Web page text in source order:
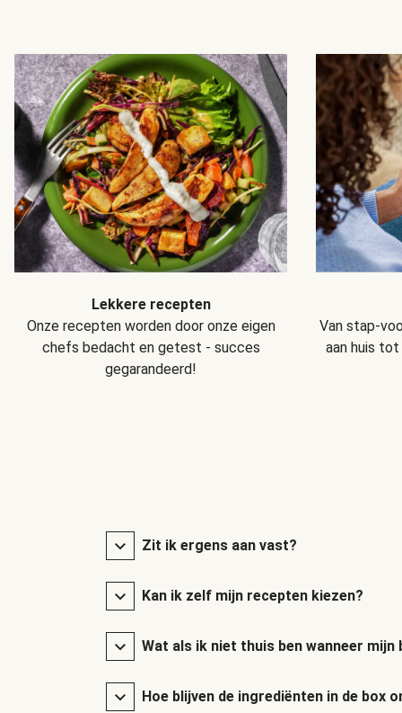
Lekkere recepten
Onze recepten worden door onze eigen
chefs bedacht en getest - succes
gegarandeerd!
Van stap-
aan huis tot
Zit ik ergens aan vast?
Kan ik zelf mijn recepten kiezen?
Wat als ik niet thuis ben wanneer
Hoe blijven de ingrediënten in de box